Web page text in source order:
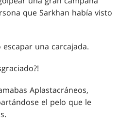
que Sarkhan había visto
escapar una carcajada.
Aplastacráneos,
el pelo que le